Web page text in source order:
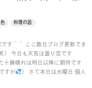
料理の話
す＾＾ ここ数日ブログ更新でき
） 今日も天気は曇り空です
十勝晴れは明日以降に期待です
すが
） さて本日は水曜日 個人